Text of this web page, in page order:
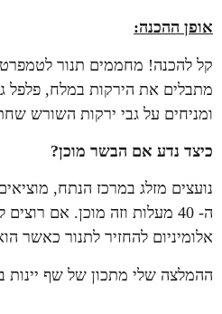
אופן ההכנה:
מתבלים את הירקות במלח, פלפל
ומניחים על גבי ירקות השורש
כיצד נדע אם הבשר מוכן?
נועצים מזלג במרכז הנתח,
ה- 40 מעלות וזה מוכן. אם
אלומיניום להחזיר לתנור כאשר הוא בטמפרטורה של
ההמלצה שלי מתכון של שף יינות